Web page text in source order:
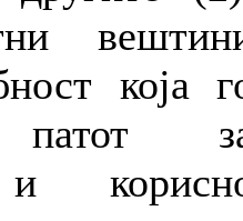
која
патот
и